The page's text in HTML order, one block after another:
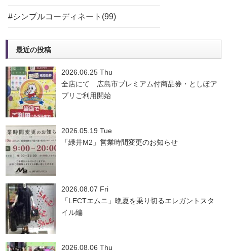
#シンプルコーディネート(99)
最近の投稿
2026.06.25 Thu
全店にて 広島市プレミアム付商品券・としぽア
プリご利用開始
2026.05.19 Tue
「緑井M2」営業時間変更のお知らせ
2026.08.07 Fri
「LECTエムニ」晩夏を乗り切るエレガントスタ
イル編
2026.08.06 Thu